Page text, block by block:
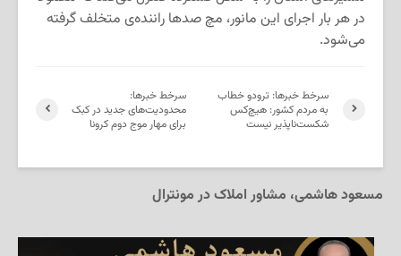
در هر بار اجرای این مانور، مچ صدها راننده‌ی متخلف گرفته
می‌شود.
سرخط خبرها:
محدودیت‌های جدید در کبک
برای مهار موج دوم کرونا
سرخط خبرها: ترودو خطاب
به مردم کشور: هیچ‌کس
شکست‌ناپذیر نیست
مسعود هاشمی، مشاور املاک در مونترال